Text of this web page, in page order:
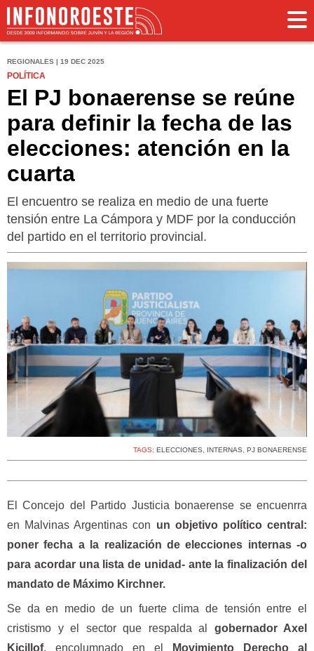
REGIONALES | 19 DEC 2025
POLÍTICA
El PJ bonaerense se reúne
para definir la fecha de las
elecciones: atención en la
cuarta
El encuentro se realiza en medio de una fuerte
tensión entre La Cámpora y MDF por la conducción
del partido en el territorio provincial.
TAGS: ELECCIONES, INTERNAS, PJ BONAERENSE
El Concejo del Partido Justicia bonaerense se encuenrra
en Malvinas Argentinas con un objetivo político central:
poner fecha a la realización de elecciones internas -o
para acordar una lista de unidad- ante la finalización del
mandato de Máximo Kirchner.
Se da en medio de un fuerte clima de tensión entre el
cristismo y el sector que respalda al gobernador Axel
Kicillof, encolumnado en el
Movimiento Derecho al